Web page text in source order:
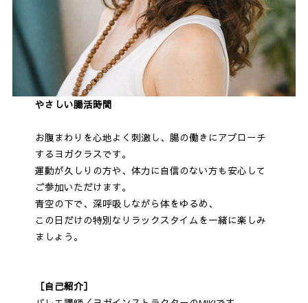
やさしい腸活時間
お腹まわりを心地よく刺激し、腸の働きにアプローチ
するヨガクラスです。
運動が久しりの方や、体力に自信のない方も安心して
ご参加いただけます。
青空の下で、深呼吸しながら体をゆるめ、
この日だけの特別なリラックスタイムを一緒に楽しみ
ましょう。
［自己紹介］